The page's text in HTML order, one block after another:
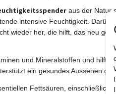
aus der Natur
intensive Feuchtigkeit.
wieder her, die hilft, das neu
und Mineralstoffen und hilft,
ein gesundes Aussehen
Fettsäuren, einschließlich